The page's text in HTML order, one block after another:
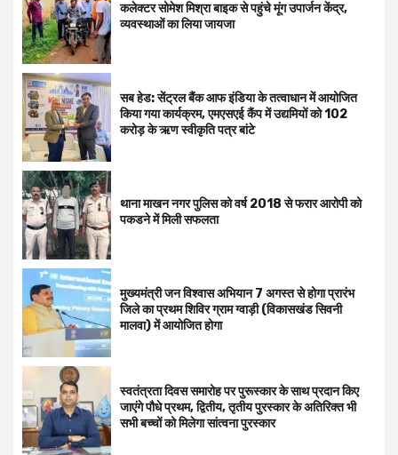
कलेक्टर सोमेश मिश्रा बाइक से पहुंचे मूंग उपार्जन केंद्र,
व्यवस्थाओं का लिया जायजा
सब हेड: सेंट्रल बैंक आफ इंडिया के तत्वाधान में आयोजित
किया गया कार्यक्रम, एमएसएई कैंप में उद्यमियों को 102
करोड़ के ऋण स्वीकृति पत्र बांटे
थाना माखन नगर पुलिस को वर्ष 2018 से फरार आरोपी को
पकडने में मिली सफलता
मुख्यमंत्री जन विश्वास अभियान 7 अगस्त से होगा प्रारंभ
जिले का प्रथम शिविर ग्राम ग्वाड़ी (विकासखंड सिवनी
मालवा) में आयोजित होगा
स्वतंत्रता दिवस समारोह पर पुरूस्‍कार के साथ प्रदान किए
जाएंगे पौधे प्रथम, द्वितीय, तृतीय पुरस्कार के अतिरिक्त भी
सभी बच्चों को मिलेगा सांत्वना पुरस्कार